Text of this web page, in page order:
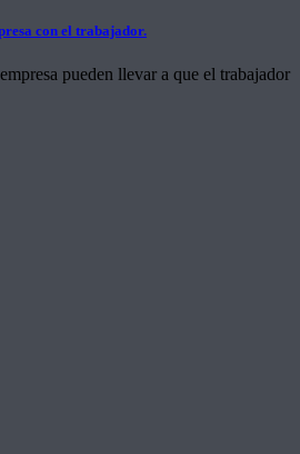
con el trabajador.
pueden llevar a que el trabajador